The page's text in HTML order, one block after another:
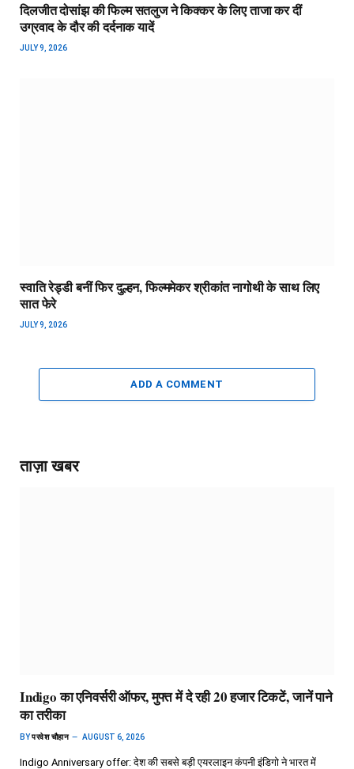
दिलजीत दोसांझ की फिल्म सतलुज ने किक्कर के लिए ताजा कर दीं
उग्रवाद के दौर की दर्दनाक यादें
JULY 9, 2026
स्वाति रेड्डी बनीं फिर दुल्हन, फिल्ममेकर श्रीकांत नागोथी के साथ लिए
सात फेरे
JULY 9, 2026
ADD A COMMENT
ताज़ा खबर
Indigo का एनिवर्सरी ऑफर, मुफ्त में दे रही 20 हजार टिकटें, जानें पाने
का तरीका
BYपरवेश चौहान AUGUST 6, 2026
Indigo Anniversary offer: देश की सबसे बड़ी एयरलाइन कंपनी इंडिगो ने भारत में